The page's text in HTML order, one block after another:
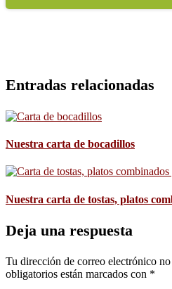
Entradas relacionadas
Nuestra carta de bocadillos
Nuestra carta de tostas, platos
Deja una respuesta
Tu dirección de correo electrónico
obligatorios están marcados con *